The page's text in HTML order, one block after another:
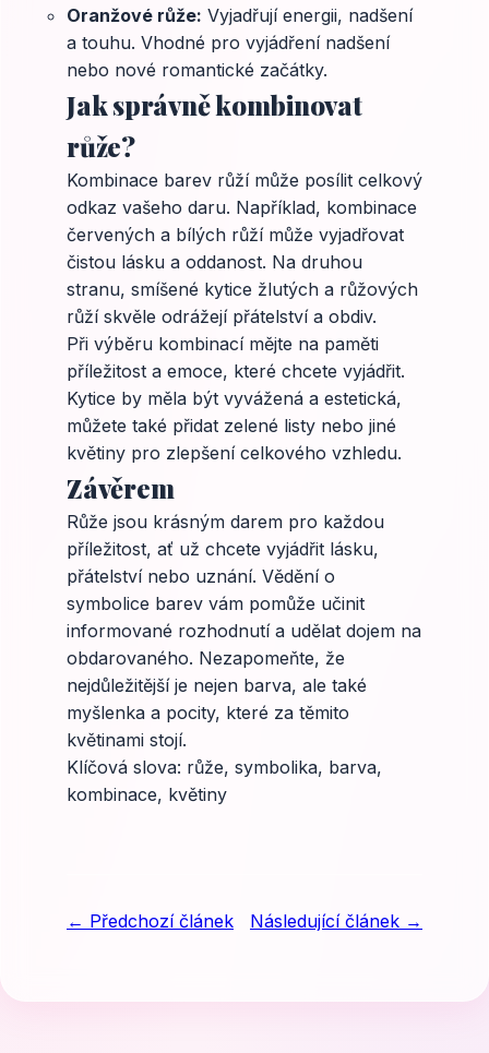
Oranžové růže: Vyjadřují energii, nadšení
a touhu. Vhodné pro vyjádření nadšení
nebo nové romantické začátky.
Jak správně kombinovat
růže?
Kombinace barev růží může posílit celkový
odkaz vašeho daru. Například, kombinace
červených a bílých růží může vyjadřovat
čistou lásku a oddanost. Na druhou
stranu, smíšené kytice žlutých a růžových
růží skvěle odrážejí přátelství a obdiv.
Při výběru kombinací mějte na paměti
příležitost a emoce, které chcete vyjádřit.
Kytice by měla být vyvážená a estetická,
můžete také přidat zelené listy nebo jiné
květiny pro zlepšení celkového vzhledu.
Závěrem
Růže jsou krásným darem pro každou
příležitost, ať už chcete vyjádřit lásku,
přátelství nebo uznání. Vědění o
symbolice barev vám pomůže učinit
informované rozhodnutí a udělat dojem na
obdarovaného. Nezapomeňte, že
nejdůležitější je nejen barva, ale také
myšlenka a pocity, které za těmito
květinami stojí.
Klíčová slova: růže, symbolika, barva,
kombinace, květiny
← Předchozí článek Následující článek →